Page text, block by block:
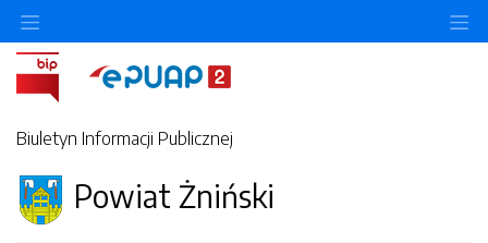
Biuletyn Informacji Publicznej
Powiat Żniński